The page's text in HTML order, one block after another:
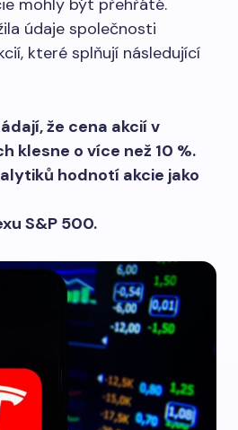
mohly být přehřáté.
údaje společnosti
které splňují následující
že cena akcií v
klesne o více než 10 %.
hodnotí akcie jako
S&P 500.